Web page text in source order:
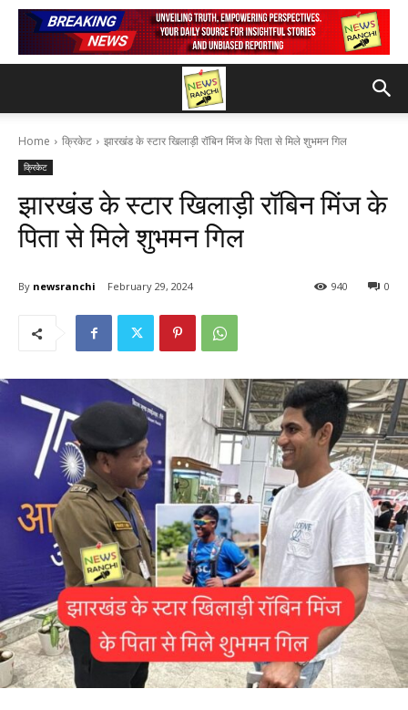
Home क्रिकेट झारखंड के स्टार खिलाड़ी रॉबिन मिंज के पिता से मिले शुभमन गिल
क्रिकेट
झारखंड के स्टार खिलाड़ी रॉबिन मिंज के
पिता से मिले शुभमन गिल
By newsranchi February 29, 2024 0
940